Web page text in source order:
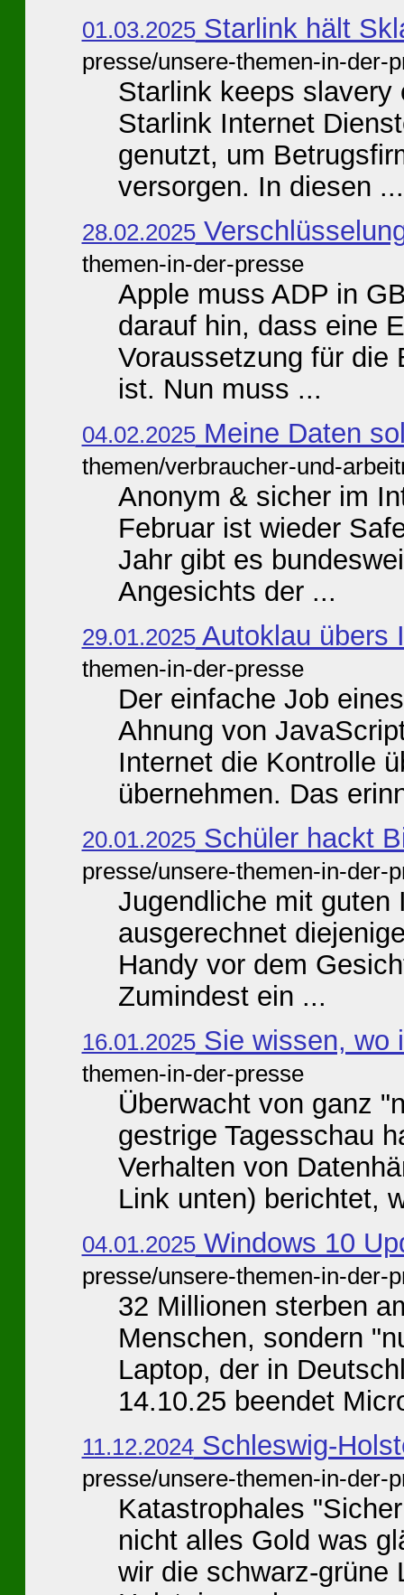
01.03.2025Starlink hält
presse/unsere-themen-in-der-
Starlink keeps
Starlink Internet
genutzt, um
versorgen. In diesen ...
28.02.2025
themen-in-der-presse
Apple muss ADP in
darauf hin, dass eine
Voraussetzung für die
ist. Nun muss ...
04.02.2025Meine Daten
themen/verbraucher-und-
Anonym & sicher im
Februar ist wieder
Jahr gibt es
Angesichts der ...
29.01.2025Autoklau übers
themen-in-der-presse
Der einfache Job
Ahnung von
Internet die Kontrolle
übernehmen. Das
20.01.2025Schüler hackt
presse/unsere-themen-in-der-
Jugendliche mit guten
ausgerechnet
Handy vor dem
Zumindest ein ...
16.01.2025Sie wissen, wo
themen-in-der-presse
Überwacht von ganz
gestrige Tagesschau
Verhalten von
Link unten) berichtet,
04.01.2025Windows 10
presse/unsere-themen-in-der-
32 Millionen sterben
Menschen, sondern
Laptop, der in
14.10.25 beendet
11.12.2024Schleswig-
presse/unsere-themen-in-der-
Katastrophales
nicht alles Gold was
wir die schwarz-grüne